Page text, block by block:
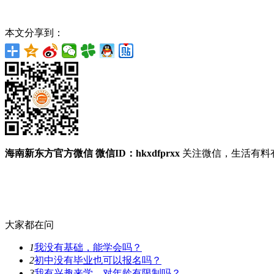
本文分享到：
海南新东方官方微信 微信ID：hkxdfprxx 关注微信，生活有料
大家都在问
1我没有基础，能学会吗？
2初中没有毕业也可以报名吗？